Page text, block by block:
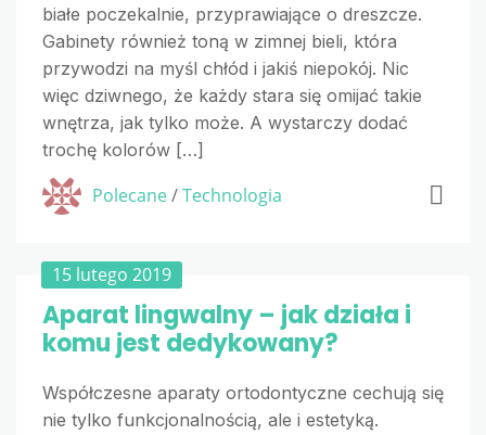
białe poczekalnie, przyprawiające o dreszcze.
Gabinety również toną w zimnej bieli, która
przywodzi na myśl chłód i jakiś niepokój. Nic
więc dziwnego, że każdy stara się omijać takie
wnętrza, jak tylko może. A wystarczy dodać
trochę kolorów […]
Polecane/Technologia
15 lutego 2019
Aparat lingwalny – jak działa i
komu jest dedykowany?
Współczesne aparaty ortodontyczne cechują się
nie tylko funkcjonalnością, ale i estetyką.